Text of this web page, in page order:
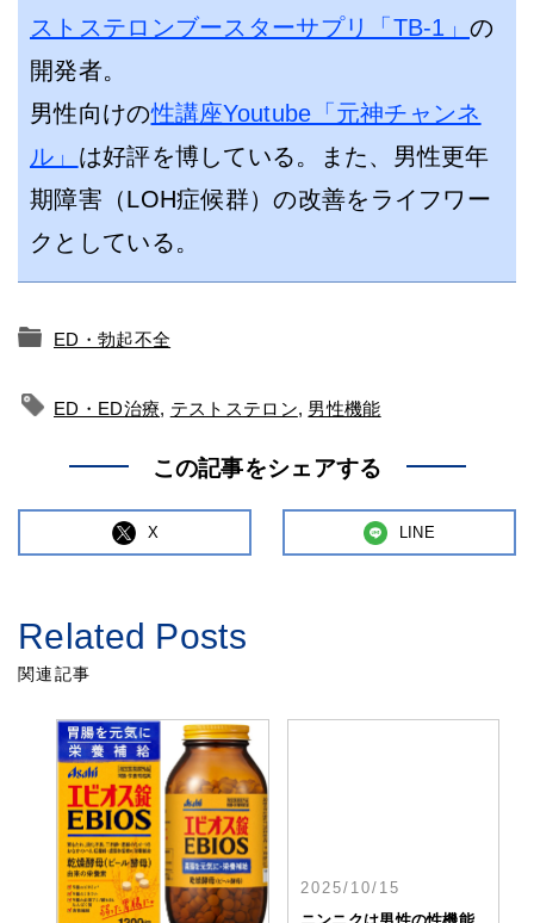
ストステロンブースターサプリ「TB-1」 の
開発者。
男性向けの性講座Youtube「元神チャンネ
ル」 は好評を博している。また、男性更年
期障害（LOH症候群）の改善をライフワー
クとしている。
ED・勃起不全
ED・ED治療, テストステロン, 男性機能
この記事をシェアする
X LINE
Related Posts
関連記事
2025/10/15